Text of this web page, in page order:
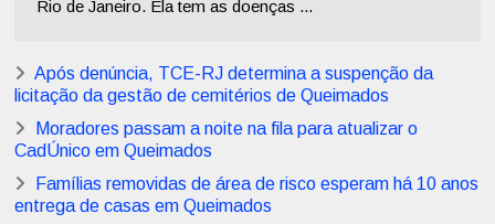
Rio de Janeiro. Ela tem as doenças ...
Após denúncia, TCE-RJ determina a suspenção da
licitação da gestão de cemitérios de Queimados
Moradores passam a noite na fila para atualizar o
CadÚnico em Queimados
Famílias removidas de área de risco esperam há 10 anos
entrega de casas em Queimados